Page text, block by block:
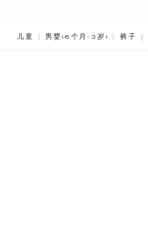
儿童 男婴(6个月-3岁) 裤子